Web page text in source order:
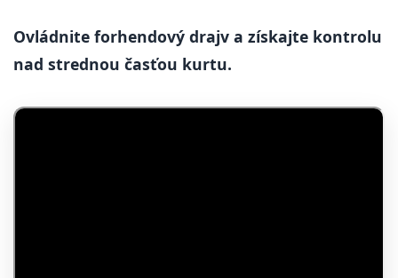
Ovládnite forhendový drajv a získajte kontrolu
nad strednou časťou kurtu.